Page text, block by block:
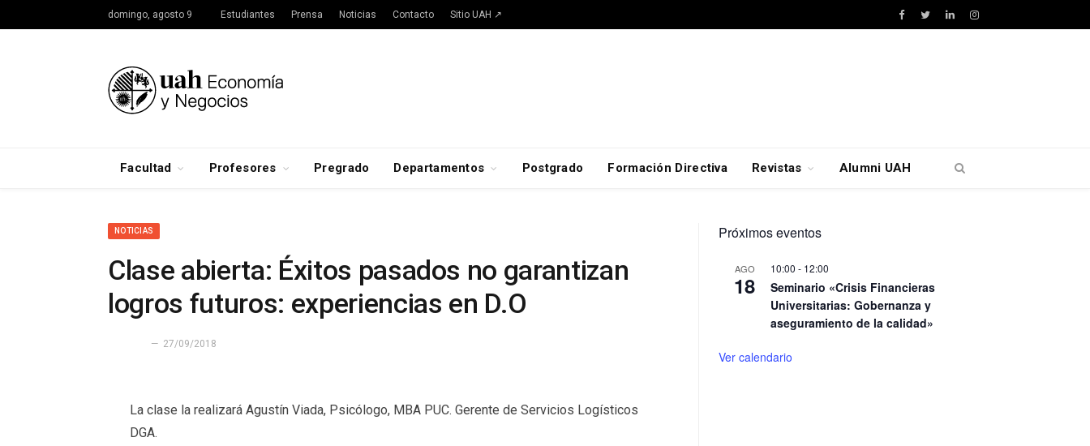
domingo, agosto 9 Estudiantes Prensa Noticias Contacto Sitio UAH ↗ Facebook
TwitterLinkedInInstagram
Facultad Profesores Pregrado Departamentos Postgrado Formación Directiva Revistas Alumni UAH
NOTICIAS
Clase abierta: Éxitos pasados no garantizan
logros futuros: experiencias en D.O
27/09/2018
La clase la realizará Agustín Viada, Psicólogo, MBA PUC. Gerente de Servicios Logísticos
DGA.
Próximos eventos
AGO
18
10:00 - 12:00
Seminario «Crisis Financieras
Universitarias: Gobernanza y
aseguramiento de la calidad»
Ver calendario